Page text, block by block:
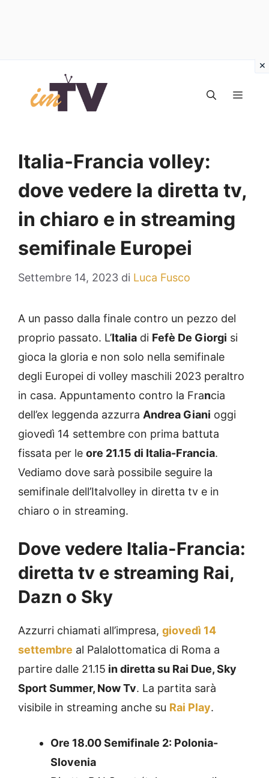
contenuto
Italia-Francia volley:
dove vedere la diretta tv,
in chiaro e in streaming
semifinale Europei
Settembre 14, 2023 di Luca Fusco
A un passo dalla finale contro un pezzo del
proprio passato. L’Italia di Fefè De Giorgi si
gioca la gloria e non solo nella semifinale
degli Europei di volley maschili 2023 peraltro
in casa. Appuntamento contro la Francia
dell’ex leggenda azzurra Andrea Giani oggi
giovedì 14 settembre con prima battuta
fissata per le ore 21.15 di Italia-Francia.
Vediamo dove sarà possibile seguire la
semifinale dell’Italvolley in diretta tv e in
chiaro o in streaming.
Dove vedere Italia-Francia:
diretta tv e streaming Rai,
Dazn o Sky
Azzurri chiamati all’impresa, giovedì 14
settembre al Palalottomatica di Roma a
partire dalle 21.15 in diretta su Rai Due, Sky
Sport Summer, Now Tv. La partita sarà
visibile in streaming anche su Rai Play.
Ore 18.00 Semifinale 2: Polonia-
Slovenia